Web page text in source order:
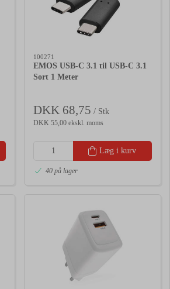
100271
EMOS USB-C 3.1 til USB-C 3.1
Sort 1 Meter
DKK 68,75 / Stk
DKK 55,00 ekskl. moms
Læg i kurv
40 på lager